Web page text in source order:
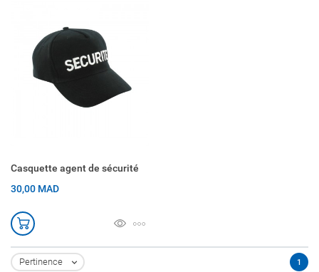
Casquette agent de sécurité
30,00 MAD
Pertinence  1